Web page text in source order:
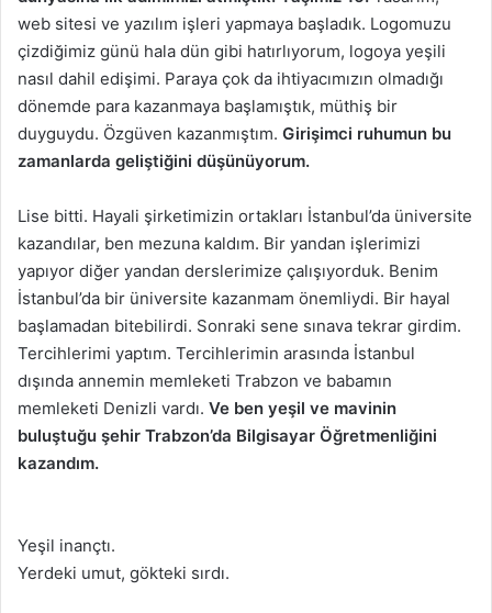
web sitesi ve yazılım işleri yapmaya başladık. Logomuzu
çizdiğimiz günü hala dün gibi hatırlıyorum, logoya yeşili
nasıl dahil edişimi. Paraya çok da ihtiyacımızın olmadığı
dönemde para kazanmaya başlamıştık, müthiş bir
duyguydu. Özgüven kazanmıştım. Girişimci ruhumun bu
zamanlarda geliştiğini düşünüyorum.
Lise bitti. Hayali şirketimizin ortakları İstanbul’da üniversite
kazandılar, ben mezuna kaldım. Bir yandan işlerimizi
yapıyor diğer yandan derslerimize çalışıyorduk. Benim
İstanbul’da bir üniversite kazanmam önemliydi. Bir hayal
başlamadan bitebilirdi. Sonraki sene sınava tekrar girdim.
Tercihlerimi yaptım. Tercihlerimin arasında İstanbul
dışında annemin memleketi Trabzon ve babamın
memleketi Denizli vardı. Ve ben yeşil ve mavinin
buluştuğu şehir Trabzon’da Bilgisayar Öğretmenliğini
kazandım.
Yeşil inançtı.
Yerdeki umut, gökteki sırdı.